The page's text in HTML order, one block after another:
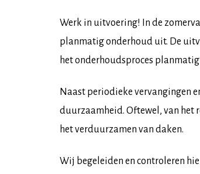
Werk in uitvoering! In de
planmatig onderhoud uit. De
het onderhoudsproces
Naast periodieke vervangingen
duurzaamheid. Oftewel, van het
het verduurzamen van daken.
Wij begeleiden en controleren